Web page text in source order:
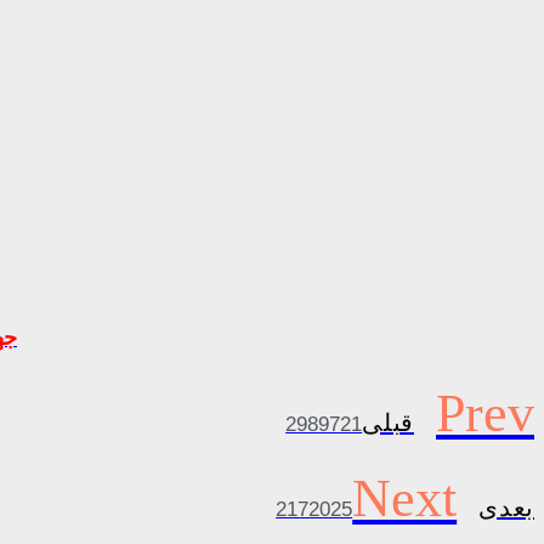
Prev قبلی2989721
بعدی 2172025Next